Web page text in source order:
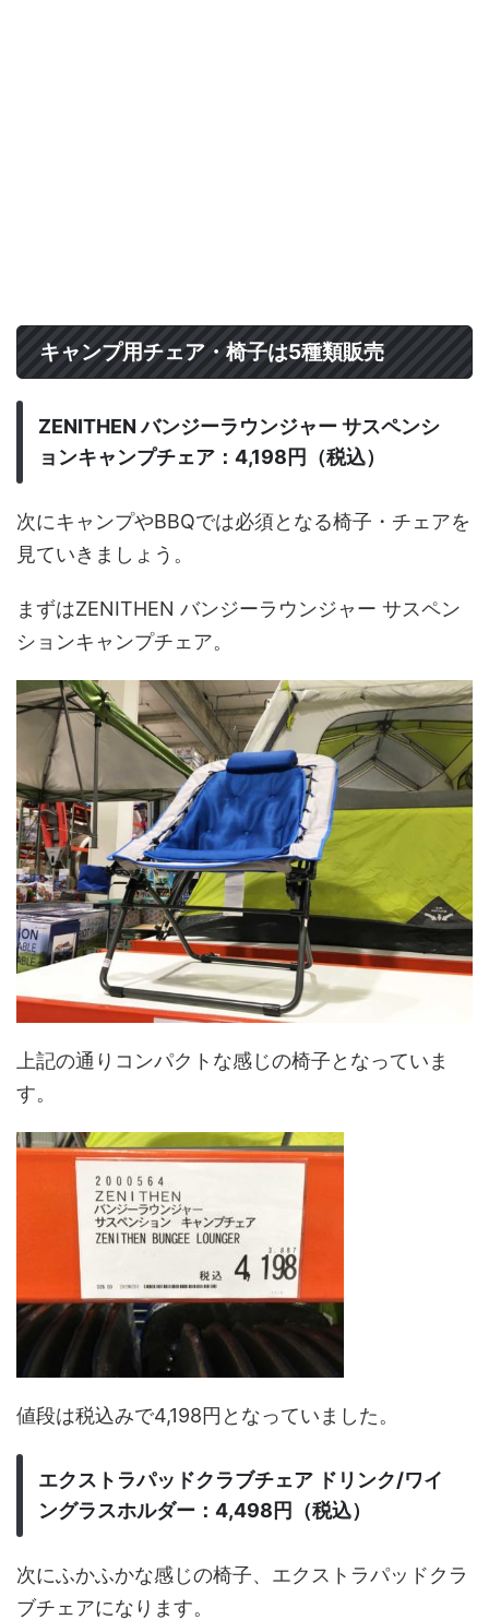
キャンプ用チェア・椅子は5種類販売
ZENITHEN バンジーラウンジャー サスペンシ
ョンキャンプチェア：4,198円（税込）
次にキャンプやBBQでは必須となる椅子・チェアを
見ていきましょう。
まずはZENITHEN バンジーラウンジャー サスペン
ションキャンプチェア。
上記の通りコンパクトな感じの椅子となっていま
す。
値段は税込みで4,198円となっていました。
エクストラパッドクラブチェア ドリンク/ワイ
ングラスホルダー：4,498円（税込）
次にふかふかな感じの椅子、エクストラパッドクラ
ブチェアになります。